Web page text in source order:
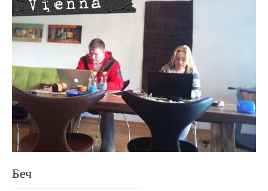
бонус садржај
светлопис
законоправило
духовни отац
православље
забрањена историја
ћирилица
Беч